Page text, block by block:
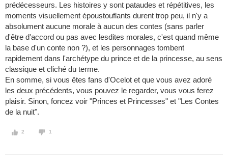
prédécesseurs. Les histoires y sont pataudes et répétitives, les
moments visuellement époustouflants durent trop peu, il n'y a
absolument aucune morale à aucun des contes (sans parler
d'être d'accord ou pas avec lesdites morales, c'est quand même
la base d'un conte non ?), et les personnages tombent
rapidement dans l'archétype du prince et de la princesse, au sens
classique et cliché du terme.
En somme, si vous êtes fans d'Ocelot et que vous avez adoré
les deux précédents, vous pouvez le regarder, vous vous ferez
plaisir. Sinon, foncez voir "Princes et Princesses" et "Les Contes
de la nuit".
2 1